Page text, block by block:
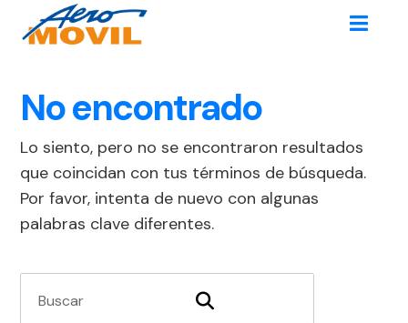
No encontrado
Lo siento, pero no se encontraron resultados
que coincidan con tus términos de búsqueda.
Por favor, intenta de nuevo con algunas
palabras clave diferentes.